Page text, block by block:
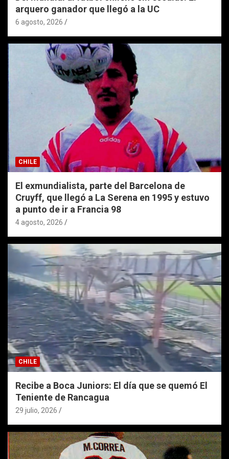
arquero ganador que llegó a la UC
6 agosto, 2026
CHILE
El exmundialista, parte del Barcelona de
Cruyff, que llegó a La Serena en 1995 y estuvo
a punto de ir a Francia 98
4 agosto, 2026
CHILE
Recibe a Boca Juniors: El día que se quemó El
Teniente de Rancagua
29 julio, 2026